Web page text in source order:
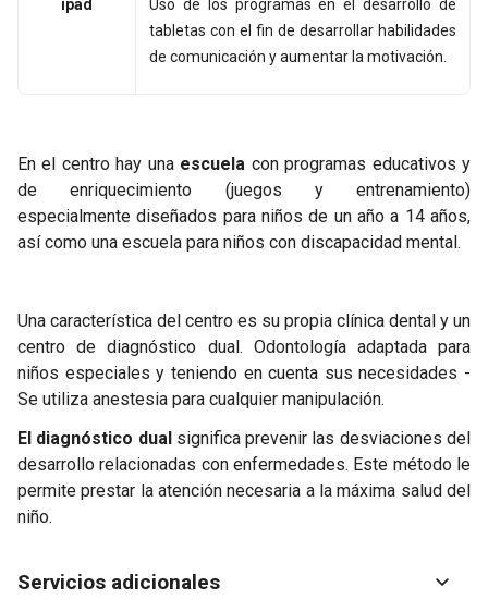
ipad
Uso de los programas en el desarrollo de
tabletas con el fin de desarrollar habilidades
de comunicación y aumentar la motivación.
En el centro hay una escuela con programas educativos y
de enriquecimiento (juegos y entrenamiento)
especialmente diseñados para niños de un año a 14 años,
así como una escuela para niños con discapacidad mental.
Una característica del centro es su propia clínica dental y un
centro de diagnóstico dual. Odontología adaptada para
niños especiales y teniendo en cuenta sus necesidades -
Se utiliza anestesia para cualquier manipulación.
El diagnóstico dualsignifica prevenir las desviaciones del
desarrollo relacionadas con enfermedades. Este método le
permite prestar la atención necesaria a la máxima salud del
niño.
Servicios adicionales